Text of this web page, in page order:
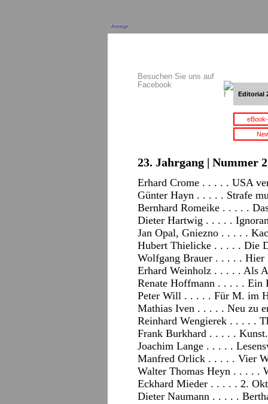
Anzeige
Besuchen Sie uns auf
Facebook
Editorial
23. Jahrgang | Nummer
Erhard Crome . . . . . USA
Günter Hayn . . . . . Strafe
Bernhard Romeike . . . . .
Dieter Hartwig . . . . .
Jan Opal, Gniezno . . . . .
Hubert Thielicke . . . . . Die
Wolfgang Brauer . . . . .
Erhard Weinholz . . . . . Als
Renate Hoffmann . . . . . Ein
Peter Will . . . . . Für M. im
Mathias Iven . . . . . Neu zu
Reinhard Wengierek . . . . .
Frank Burkhard . . . . .
Joachim Lange . . . . .
Manfred Orlick . . . . . Vier
Walter Thomas Heyn . . . . .
Eckhard Mieder . . . . . 2.
Dieter Naumann . . . . .